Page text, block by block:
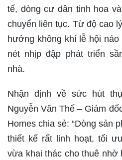
tế, dòng cư dân tinh hoa
chuyển liên tục. Từ độ cao
hưởng không khí lễ hội
nét nhịp đập phát triển
nhà.
Nhận định về sức hút
Nguyễn Văn Thế – Giám
Homes chia sẻ: “Dòng sản
thiết kế rất linh hoạt, tối
vừa khai thác cho thuê